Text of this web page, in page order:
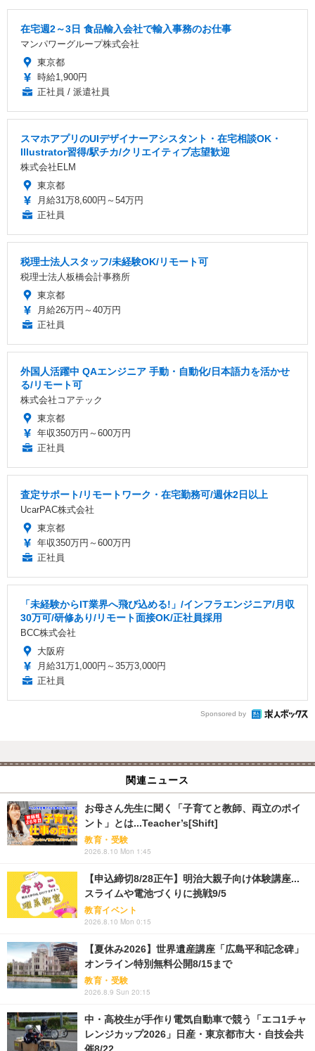
在宅週2～3日 食品輸入会社で輸入事務のお仕事
マンパワーグループ株式会社
東京都
時給1,900円
正社員 / 派遣社員
スマホアプリのUIデザイナーアシスタント・在宅相談OK・
Illustrator習得/駅チカ/クリエイティブ志望歓迎
株式会社ELM
東京都
月給31万8,600円～54万円
正社員
税理士法人スタッフ/未経験OK/リモート可
税理士法人板橋会計事務所
東京都
月給26万円～40万円
正社員
外国人活躍中 QAエンジニア 手動・自動化/日本語力を活かせ
る/リモート可
株式会社コアテック
東京都
年収350万円～600万円
正社員
査定サポート/リモートワーク・在宅勤務可/週休2日以上
UcarPAC株式会社
東京都
年収350万円～600万円
正社員
「未経験からIT業界へ飛び込める!」/インフラエンジニア/月収
30万可/研修あり/リモート面接OK/正社員採用
BCC株式会社
大阪府
月給31万1,000円～35万3,000円
正社員
Sponsored by
関連ニュース
お母さん先生に聞く「子育てと教師、両立のポイ
ント」とは...Teacher’s[Shift]
教育・受験
2026.8.10 Mon 1:45
【申込締切8/28正午】明治大親子向け体験講座...
スライムや電池づくりに挑戦9/5
教育イベント
2026.8.10 Mon 0:15
【夏休み2026】世界遺産講座「広島平和記念碑」
オンライン特別無料公開8/15まで
教育・受験
2026.8.9 Sun 20:15
中・高校生が手作り電気自動車で競う「エコ1チャ
レンジカップ2026」日産・東京都市大・自技会共